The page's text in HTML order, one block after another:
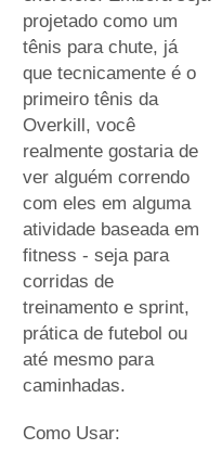
projetado como um
tênis para chute, já
que tecnicamente é o
primeiro tênis da
Overkill, você
realmente gostaria de
ver alguém correndo
com eles em alguma
atividade baseada em
fitness - seja para
corridas de
treinamento e sprint,
prática de futebol ou
até mesmo para
caminhadas.
Como Usar: